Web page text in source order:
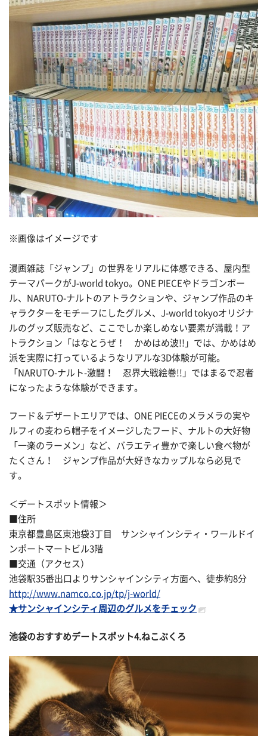
※画像はイメージです
漫画雑誌「ジャンプ」の世界をリアルに体感できる、屋内型
テーマパークがJ-world tokyo。ONE PIECEやドラゴンボー
ル、NARUTO-ナルトのアトラクションや、ジャンプ作品のキ
ャラクターをモチーフにしたグルメ、J-world tokyoオリジナ
ルのグッズ販売など、ここでしか楽しめない要素が満載！ア
トラクション「はなとうぜ！ かめはめ波!!」では、かめはめ
派を実際に打っているようなリアルな3D体験が可能。
「NARUTO-ナルト-激闘！ 忍界大戦絵巻!!」ではまるで忍者
になったような体験ができます。
フード＆デザートエリアでは、ONE PIECEのメラメラの実や
ルフィの麦わら帽子をイメージしたフード、ナルトの大好物
「一楽のラーメン」など、バラエティ豊かで楽しい食べ物が
たくさん！ ジャンプ作品が大好きなカップルなら必見で
す。
＜デートスポット情報＞
■住所
東京都豊島区東池袋3丁目 サンシャインシティ・ワールドイ
ンポートマートビル3階
■交通（アクセス）
池袋駅35番出口よりサンシャインシティ方面へ、徒歩約8分
http://www.namco.co.jp/tp/j-world/
★サンシャインシティ周辺のグルメをチェック
池袋のおすすめデートスポット4.ねこぶくろ